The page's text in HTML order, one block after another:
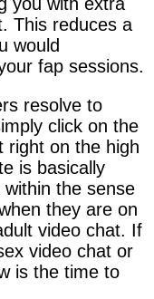
This reduces a
would
fap sessions.
resolve to
click on the
right on the high
is basically
the sense
they are on
video chat. If
video chat or
is the time to